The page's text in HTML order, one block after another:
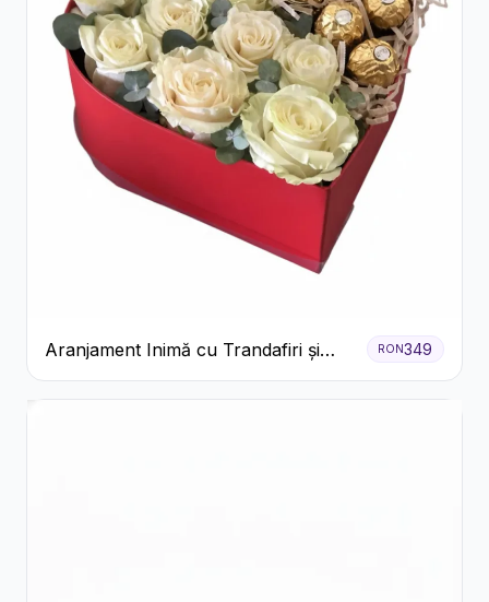
Aranjament Inimă cu Trandafiri și
Praline Ferrero
RON349